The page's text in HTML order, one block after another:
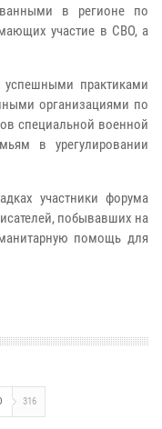
в регионе по
участие в СВО, а
практиками
организациями по
специальной военной
в урегулировании
участники форума
побывавших на
помощь для
316